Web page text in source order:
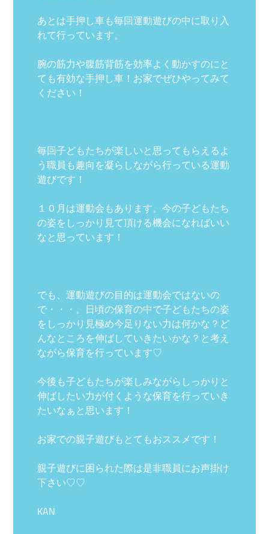
あとは手押し車も毎回運動遊びの中に取り入
れて行っています。
腕の筋力や腹筋背筋を効率よく動かすのにと
ても有効な手押し車！お家でぜひやってみて
ください！
毎回子どもたちが楽しいと思ってもらえるよ
う職員も趣向を凝らしながら行っている運動
遊びです！
１０月は運動会もあります。今の子どもたち
の姿をしっかり見て頂ける機会になればいい
なと思っています！
でも、運動遊びの目的は運動会ではないの
で・・・。日頃の保育の中で子どもたちの姿
をしっかり見極め今足りない力は何かな？ど
んなところを伸ばしていきたいかな？と考え
ながら保育を行っています♡
今後も子どもたちが楽しみながらしっかりと
伸ばしたい力が付くような保育を行っていき
たいなぁと思います！
お家での親子遊びもとてもおススメです！
親子遊びに困られた際は是非職員にお声掛け
下さい♡♡
KAN